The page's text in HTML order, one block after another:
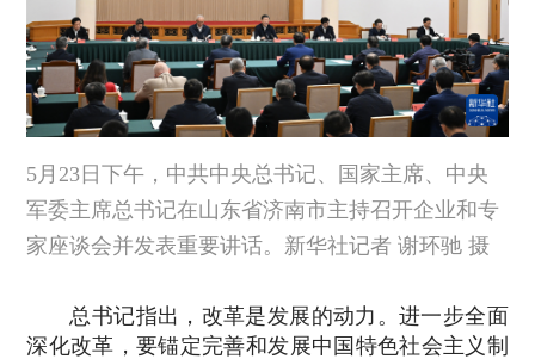
5月23日下午，中共中央总书记、国家主席、中央
军委主席总书记在山东省济南市主持召开企业和专
家座谈会并发表重要讲话。新华社记者 谢环驰 摄
总书记指出，改革是发展的动力。进一步全面
深化改革，要锚定完善和发展中国特色社会主义制